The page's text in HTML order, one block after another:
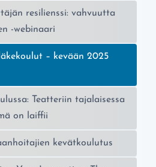
resilienssi: vahvuutta
-webinaari
– kevään 2025
Teatteriin tajalaisessa
on laiffii
kevätkoulutus